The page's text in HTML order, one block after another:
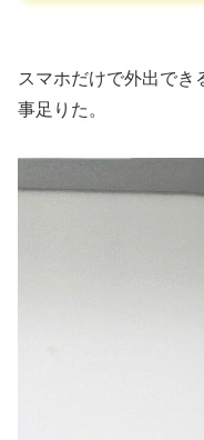
スマホだけで外出でき
事足りた。